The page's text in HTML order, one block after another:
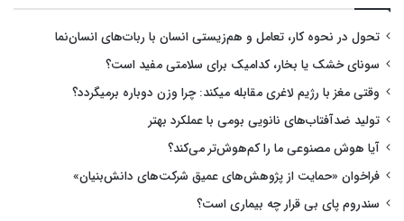
تحول در نحوه کار، تعامل و هم‌زیستی انسان با ربات‌های انسان‌نما
سونای خشک یا بخار، کدامیک برای سلامتی مفید است؟
وقتی مغز با رژیم لاغری مقابله میکند: چرا وزن دوباره برمیگردد؟
تولید ضدآفتاب‌های نانویی بومی با عملکرد بهتر
آیا هوش مصنوعی ما را کم‌هوش‌تر می‌کند؟
فراخوان «حمایت از پژوهش‌های عمیق شرکت‌های دانش‌بنیان»
سندروم پای بی قرار چه بیماری است؟